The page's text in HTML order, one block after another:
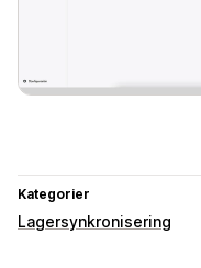
Kategorier
Lagersynkronisering